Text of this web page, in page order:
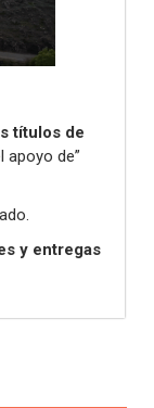
títulos de
apoyo de”
y entregas